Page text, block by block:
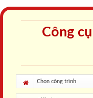
Công